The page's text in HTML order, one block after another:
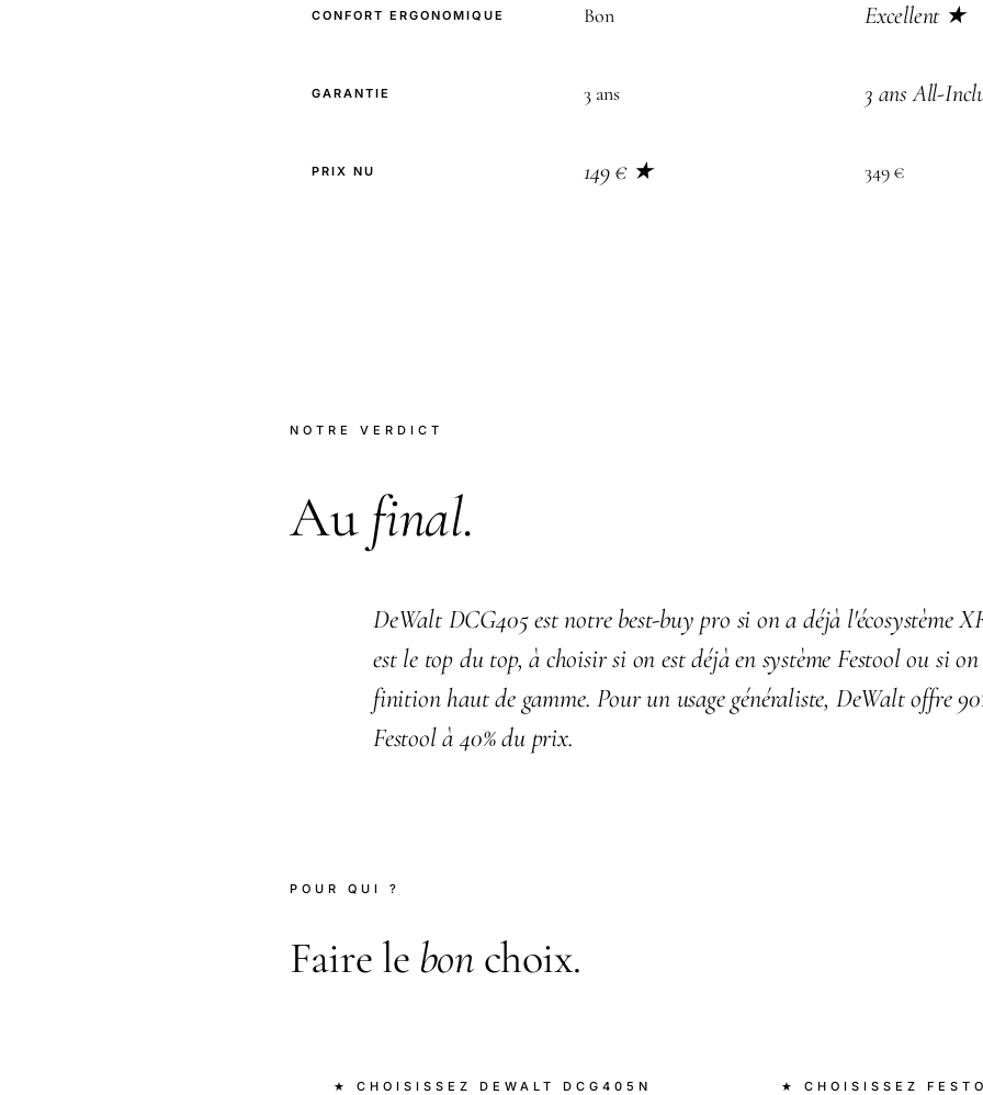
CONFORT ERGONOMIQUE Bon Excellent ★
GARANTIE 3 ans 3 ans All-
PRIX NU 149 € ★ 349 €
NOTRE VERDICT
Au final.
DeWalt DCG405 est notre best-buy pro si on a déjà l'écosystème
est le top du top, à choisir si on est déjà en système Festool ou si
finition haut de gamme. Pour un usage généraliste, DeWalt offre
Festool à 40% du prix.
POUR QUI ?
Faire le bon choix.
★ CHOISISSEZ DEWALT DCG405N
★ CHOISISSEZ